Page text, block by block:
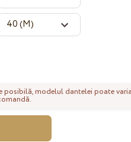
posibilă, modelul dantelei poate